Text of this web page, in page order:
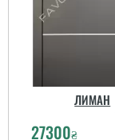
надёжным
хороший метал
и есть
ЛИМАН
27300₴